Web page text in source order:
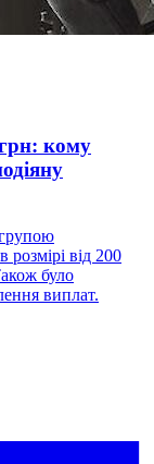
кому
групою
від 200
було
виплат.